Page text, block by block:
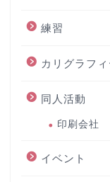
練習
カリグラフ
同人活動
印刷会社
イベント